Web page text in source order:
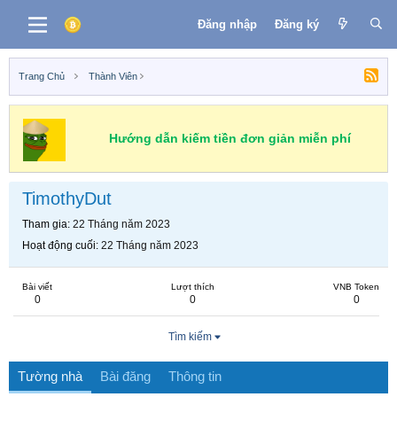
Đăng nhập Đăng ký
Trang Chủ Thành Viên
Hướng dẫn kiếm tiền đơn giản miễn phí
TimothyDut
Tham gia 22 Tháng năm 2023
Hoạt động cuối 22 Tháng năm 2023
Bài viết
0
Lượt thích
0
VNB Token
0
Tìm kiếm
Tường nhà Bài đăng Thông tin